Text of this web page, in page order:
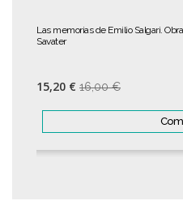
Las memorias de Emilio Salgari.
Savater
15,20 € 16,00 €